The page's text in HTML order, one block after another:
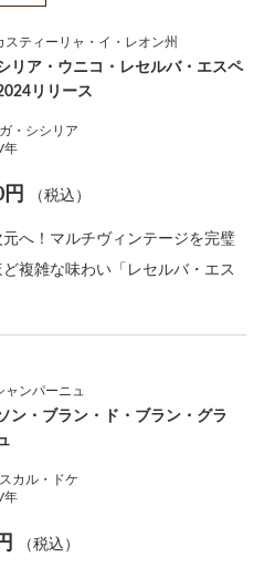
スティーリャ・イ・レオン州
リア・ウニコ・レセルバ・エスペ
リリース
・シシリア
年
（税込）
へ！マルチヴィンテージを完璧
複雑な味わい「レセルバ・エス
ャンパーニュ
ン・ブラン・ド・ブラン・グラ
カル・ドケ
年
（税込）